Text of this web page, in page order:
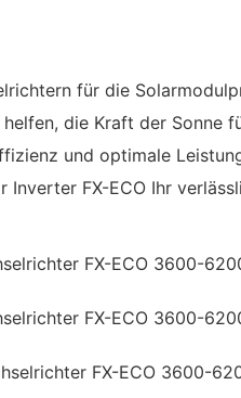
für die
die Kraft der Sonne
und optimale
FX-ECO Ihr